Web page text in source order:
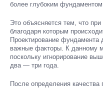
более глубоким
Это объясняется тем, что
благодаря которым
Проектирование фундамента
важные факторы. К данному
поскольку игнорирование
два — три года.
После определения